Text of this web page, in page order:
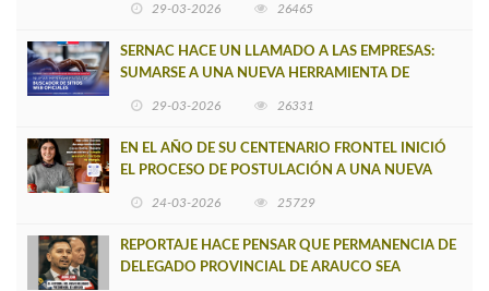
29-03-2026 26465
SERNAC HACE UN LLAMADO A LAS EMPRESAS:
SUMARSE A UNA NUEVA HERRAMIENTA DE
29-03-2026 26331
EN EL AÑO DE SU CENTENARIO FRONTEL INICIÓ
EL PROCESO DE POSTULACIÓN A UNA NUEVA
24-03-2026 25729
REPORTAJE HACE PENSAR QUE PERMANENCIA DE
DELEGADO PROVINCIAL DE ARAUCO SEA